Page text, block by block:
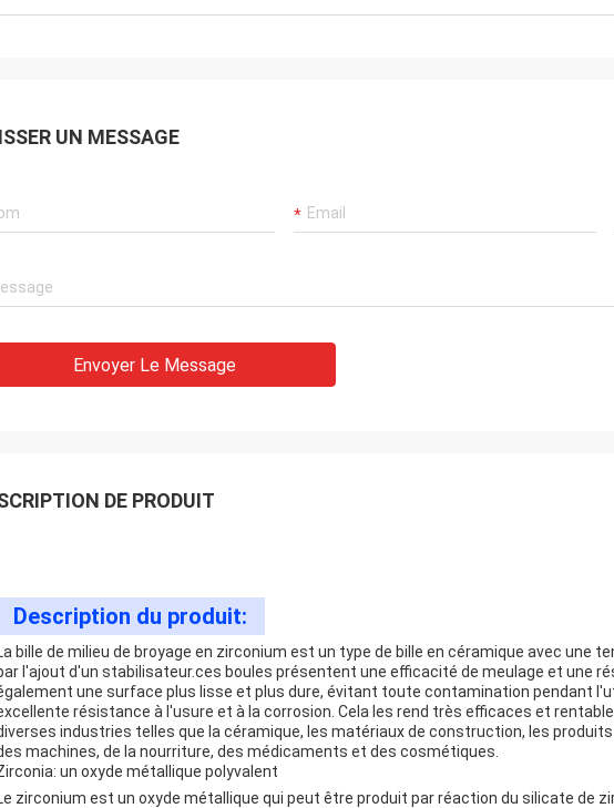
UN MESSAGE
Envoyer Le Message
DE PRODUIT
Description du produit:
bille de milieu de broyage en zirconium est un type de bille en céramique avec une
l'ajout d'un stabilisateur.ces boules présentent une efficacité de meulage et une
une surface plus lisse et plus dure, évitant toute contamination pendant
résistance à l'usure et à la corrosion. Cela les rend très efficaces et
industries telles que la céramique, les matériaux de construction, les
machines, de la nourriture, des médicaments et des cosmétiques.
un oxyde métallique polyvalent
zirconium est un oxyde métallique qui peut être produit par réaction du silicate de